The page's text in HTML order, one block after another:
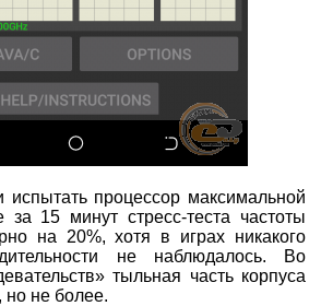
испытать процессор максимальной
за 15 минут стресс-теста частоты
на 20%, хотя в играх никакого
не наблюдалось. Во
тыльная часть корпуса
но не более.